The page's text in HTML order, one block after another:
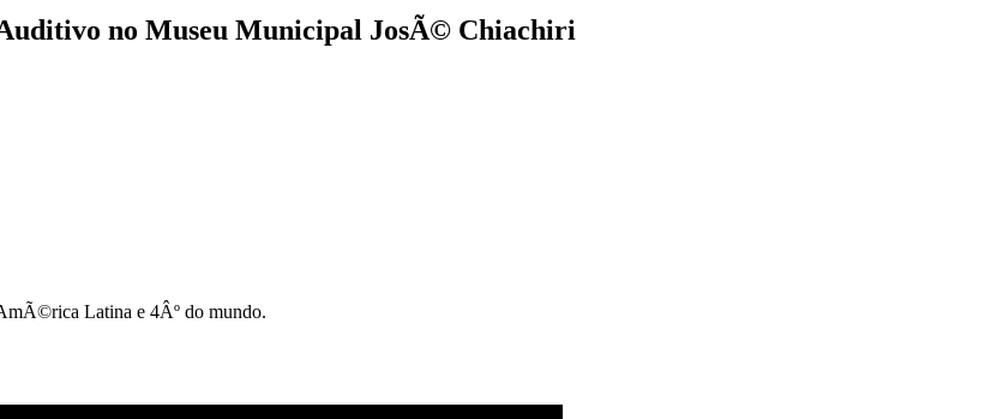
no Museu Municipal JosÃ© Chiachiri
Latina e 4Âº do mundo.